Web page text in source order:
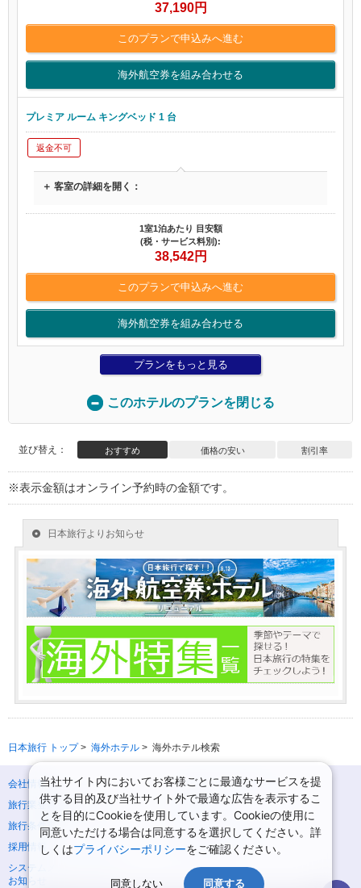
37,190円
このプランで申込みへ進む
海外航空券を組み合わせる
プレミア ルーム キングベッド 1 台
返金不可
＋ 客室の詳細を開く：
1室1泊あたり 目安額
(税・サービス料別):
38,542円
このプランで申込みへ進む
海外航空券を組み合わせる
プランをもっと見る
このホテルのプランを閉じる
並び替え： おすすめ 価格の安い 割引率
※表示金額はオンライン予約時の金額です。
日本旅行 トップ> 海外ホテル > 海外ホテル検索
会社情報
プライバシーポリシー
旅行業登録票・約款
規約集
旅行条件書
ニュースリリース
採用情報
サイトマップ
システムメンテナンスの
お知らせ
当社サイト内においてお客様ごとに最適なサービスを提
供する目的及び当社サイト外で最適な広告を表示するこ
とを目的にCookieを使用しています。Cookieの使用に
同意いただける場合は同意するを選択してください。詳
しくはプライバシーポリシーをご確認ください。
同意しない 同意する